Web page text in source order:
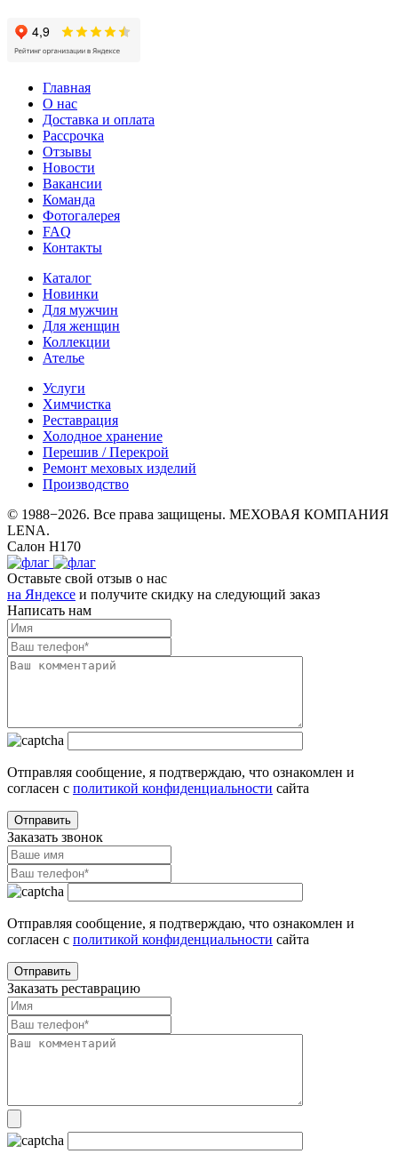
Главная
О нас
Доставка и оплата
Рассрочка
Отзывы
Новости
Вакансии
Команда
Фотогалерея
FAQ
Контакты
Каталог
Новинки
Для мужчин
Для женщин
Коллекции
Ателье
Услуги
Химчистка
Реставрация
Холодное хранение
Перешив / Перекрой
Ремонт меховых изделий
Производство
© 1988−2026. Все права защищены. МЕХОВАЯ КОМПАНИЯ
LENA.
Салон Н170
Оставьте свой отзыв о нас
на Яндексе и получите скидку на следующий заказ
Написать нам
Отправляя сообщение, я подтверждаю, что ознакомлен и
согласен с политикой конфиденциальности сайта
Заказать звонок
Отправляя сообщение, я подтверждаю, что ознакомлен и
согласен с политикой конфиденциальности сайта
Заказать реставрацию